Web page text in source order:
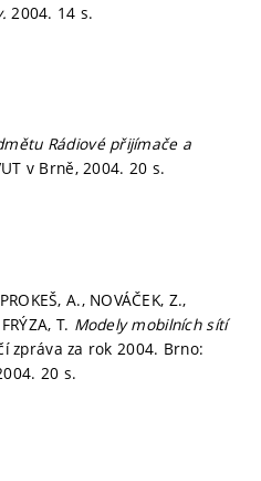
2004. 14 s.
Rádiové přijímače a
v Brně, 2004. 20 s.
A., NOVÁČEK, Z.,
T. Modely mobilních sítí
zpráva za rok 2004. Brno:
20 s.